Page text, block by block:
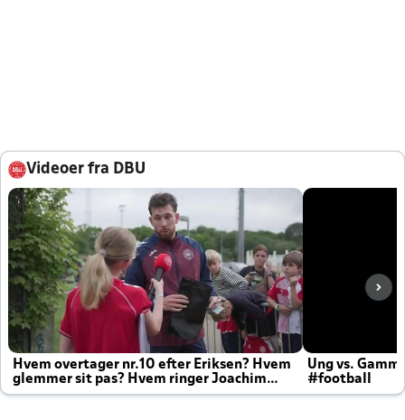
Videoer fra DBU
Hvem overtager nr.10 efter Eriksen? Hvem
glemmer sit pas? Hvem ringer Joachim
altid til efter kampe?
Ung vs.
#football